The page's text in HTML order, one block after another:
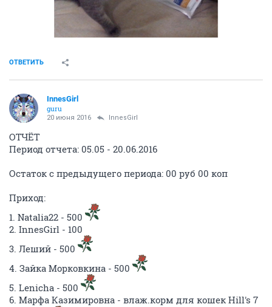
ОТВЕТИТЬ
InnesGirl
guru
20 июня 2016 InnesGirl
ОТЧЁТ
Период отчета: 05.05 - 20.06.2016
Остаток с предыдущего периода: 00 руб 00 коп
Приход:
1. Natalia22 - 500
2. InnesGirl - 100
3. Леший - 500
4. Зайка Морковкина - 500
5. Lenicha - 500
6. Марфа Казимировна - влаж.корм для кошек Hill's 7